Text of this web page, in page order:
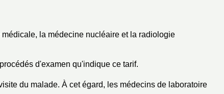
la médecine nucléaire et la radiologie
d'examen qu'indique ce tarif.
du malade. À cet égard, les médecins de laboratoire